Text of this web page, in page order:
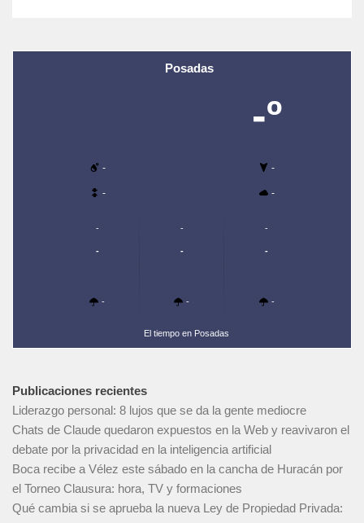
Posadas
-º
- -
- -
-
-
-
-
-
-
-
-
-
El tiempo en Posadas
Publicaciones recientes
Liderazgo personal: 8 lujos que se da la gente mediocre
Chats de Claude quedaron expuestos en la Web y reavivaron el
debate por la privacidad en la inteligencia artificial
Boca recibe a Vélez este sábado en la cancha de Huracán por
el Torneo Clausura: hora, TV y formaciones
Qué cambia si se aprueba la nueva Ley de Propiedad Privada: